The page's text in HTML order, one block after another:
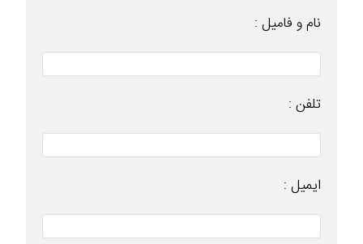
نام و فامیل :
تلفن :
ایمیل :